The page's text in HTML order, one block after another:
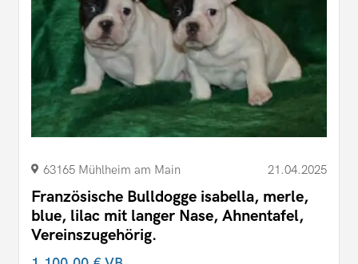
63165 Mühlheim am Main 21.04.2025
Französische Bulldogge isabella, merle,
blue, lilac mit langer Nase, Ahnentafel,
Vereinszugehörig.